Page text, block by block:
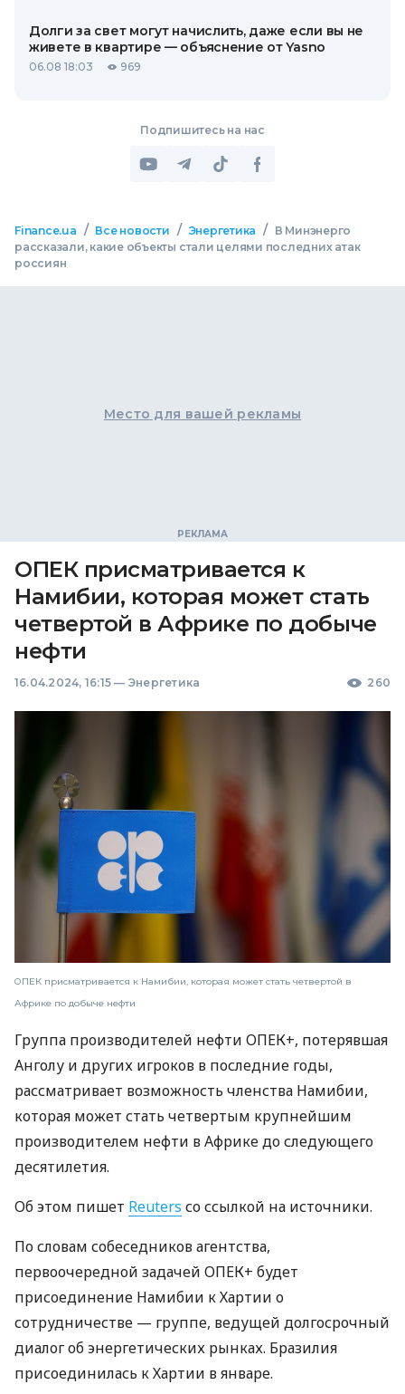
Долги за свет могут начислить, даже если вы не
живете в квартире — объяснение от Yasno
06.08 18:03 969
Подпишитесь на нас
Finance.ua / Все новости / Энергетика /
В Минэнерго
рассказали, какие объекты стали целями последних атак
россиян
Место для вашей рекламы
ОПЕК присматривается к
Намибии, которая может стать
четвертой в Африке по добыче
нефти
16.04.2024, 16:15 — Энергетика 260
ОПЕК присматривается к Намибии, которая может стать четвертой в
Африке по добыче нефти
Группа производителей нефти ОПЕК+, потерявшая
Анголу и других игроков в последние годы,
рассматривает возможность членства Намибии,
которая может стать четвертым крупнейшим
производителем нефти в Африке до следующего
десятилетия.
Об этом пишет Reuters со ссылкой на источники.
По словам собеседников агентства,
первоочередной задачей ОПЕК+ будет
присоединение Намибии к Хартии о
сотрудничестве — группе, ведущей долгосрочный
диалог об энергетических рынках. Бразилия
присоединилась к Хартии в январе.